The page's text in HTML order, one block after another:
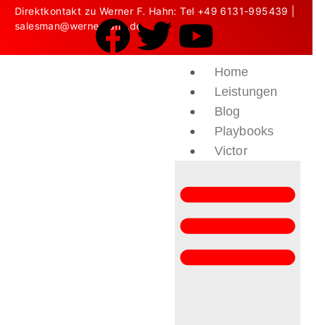
Direktkontakt zu Werner F. Hahn: Tel +49 6131-995439
salesman@wernerhahn.de
Home
Leistungen
Blog
Playbooks
Victor